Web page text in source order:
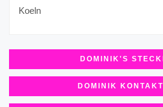
Koeln
DOMINIK'S
DOMINIK